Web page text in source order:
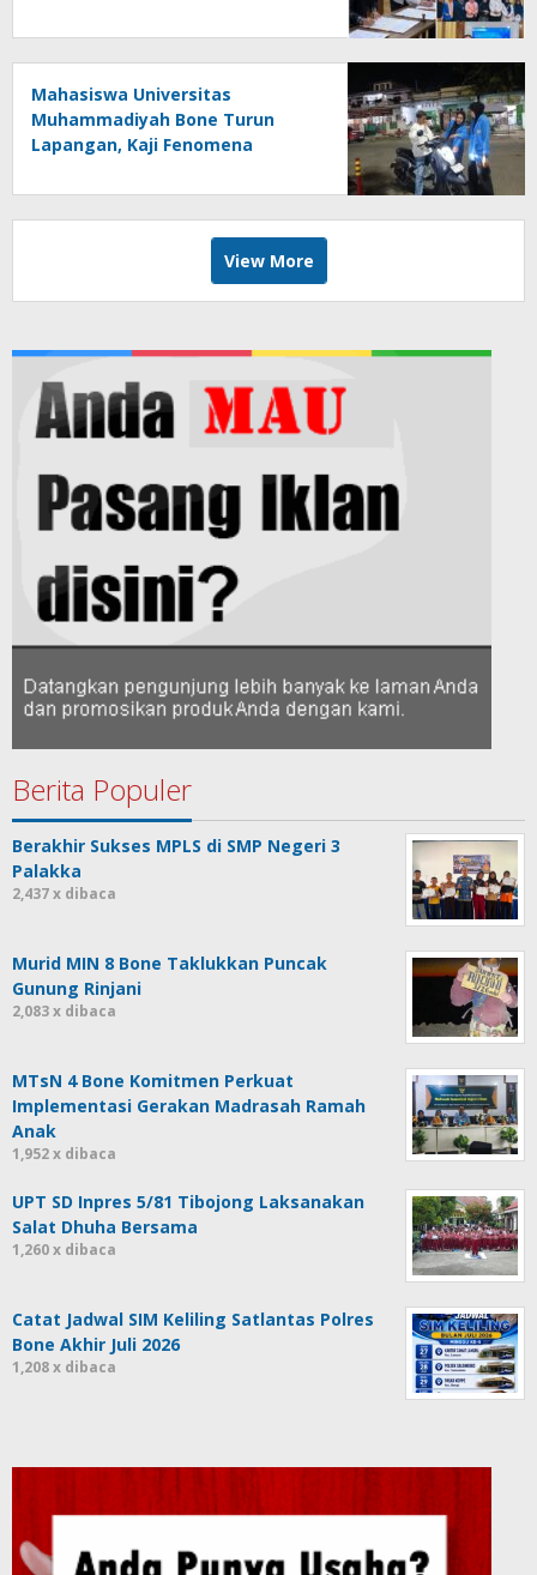
Mahasiswa Universitas
Muhammadiyah Bone Turun
Lapangan, Kaji Fenomena
melalui Riset FOTOFOBIA
View More
Berita Populer
Berakhir Sukses MPLS di SMP Negeri 3
Palakka
2,437 x dibaca
Murid MIN 8 Bone Taklukkan Puncak
Gunung Rinjani
2,083 x dibaca
MTsN 4 Bone Komitmen Perkuat
Implementasi Gerakan Madrasah Ramah
Anak
1,952 x dibaca
UPT SD Inpres 5/81 Tibojong Laksanakan
Salat Dhuha Bersama
1,260 x dibaca
Catat Jadwal SIM Keliling Satlantas Polres
Bone Akhir Juli 2026
1,208 x dibaca